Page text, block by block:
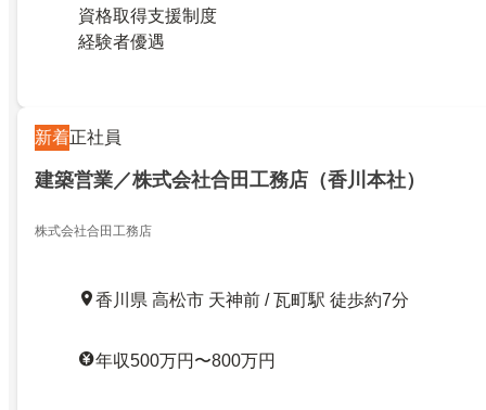
資格取得支援制度
経験者優遇
新着正社員
建築営業／株式会社合田工務店（香川本社）
株式会社合田工務店
香川県 高松市 天神前 / 瓦町駅 徒歩約7分
年収500万円〜800万円